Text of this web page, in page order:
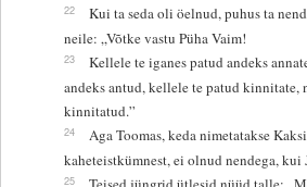
22
Kui ta seda oli öelnud, puhus ta
neile: „Võtke vastu Püha Vaim!
23
Kellele te iganes patud andeks
andeks antud, kellele te patud kinnitate,
kinnitatud.”
24
Aga Toomas, keda nimetatakse
kaheteistkümnest, ei olnud nendega, kui
25